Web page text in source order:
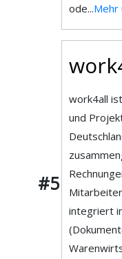
ode...Mehr
#5
work4all
und
integriert